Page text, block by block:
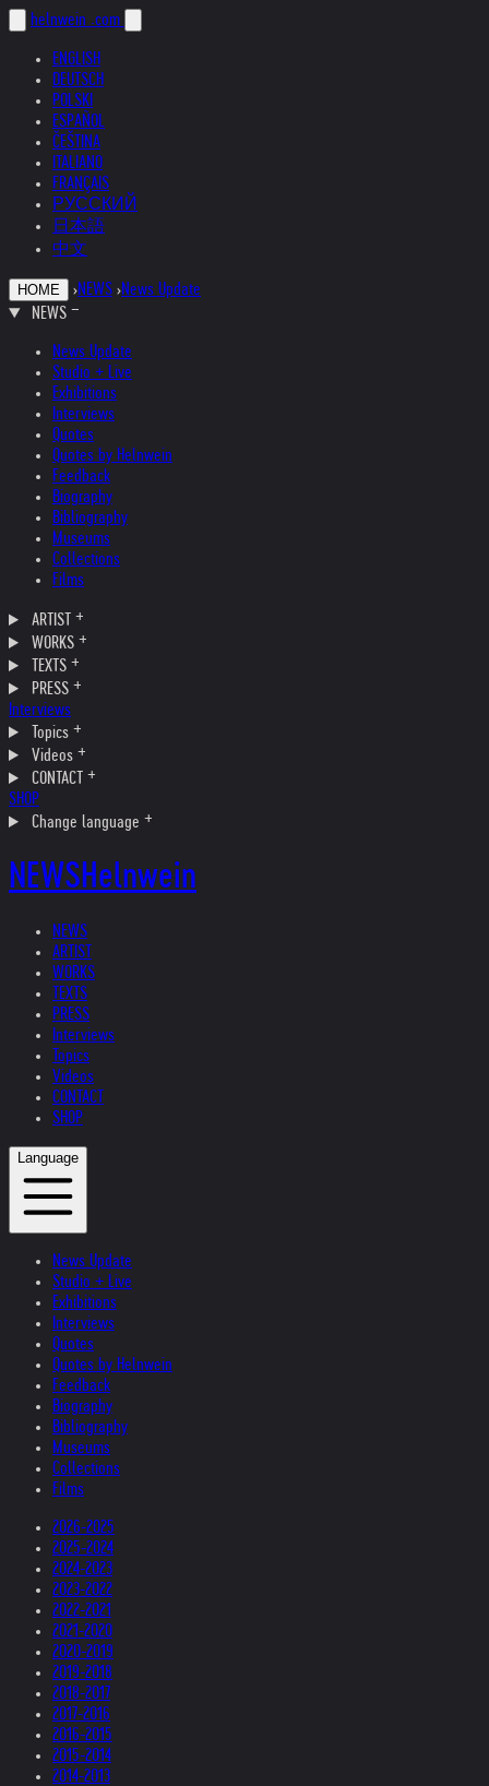
helnwein .com
ENGLISH
DEUTSCH
POLSKI
ESPAÑOL
ČEŠTINA
ITALIANO
FRANÇAIS
РУССКИЙ
日本語
中文
HOME ›NEWS ›News Update
NEWS
News Update
Studio + Live
Exhibitions
Interviews
Quotes
Quotes by Helnwein
Feedback
Biography
Bibliography
Museums
Collections
Films
ARTIST
WORKS
TEXTS
PRESS
Interviews
Topics
Videos
CONTACT
SHOP
Change language
NEWSHelnwein
NEWS
ARTIST
WORKS
TEXTS
PRESS
Interviews
Topics
Videos
CONTACT
SHOP
Language
News Update
Studio + Live
Exhibitions
Interviews
Quotes
Quotes by Helnwein
Feedback
Biography
Bibliography
Museums
Collections
Films
2026-2025
2025-2024
2024-2023
2023-2022
2022-2021
2021-2020
2020-2019
2019-2018
2018-2017
2017-2016
2016-2015
2015-2014
2014-2013